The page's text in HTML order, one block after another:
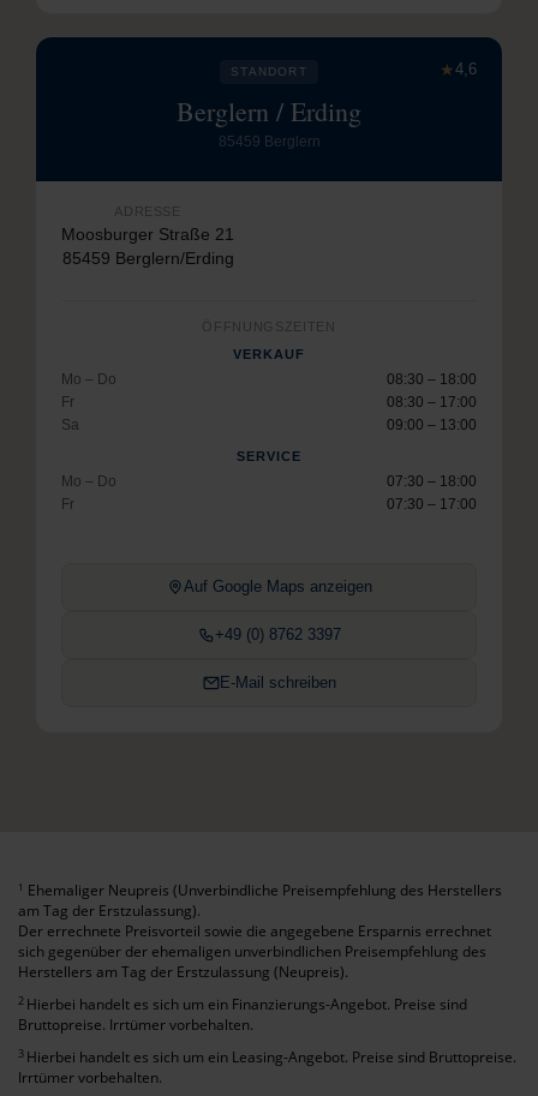
★4,6
STANDORT
Berglern / Erding
85459 Berglern
ADRESSE
Moosburger Straße 21
85459 Berglern/Erding
ÖFFNUNGSZEITEN
VERKAUF
Mo – Do
08:30 – 18:00
Fr
08:30 – 17:00
Sa
09:00 – 13:00
SERVICE
Mo – Do
07:30 – 18:00
Fr
07:30 – 17:00
Auf Google Maps anzeigen
+49 (0) 8762 3397
E-Mail schreiben
1 Ehemaliger Neupreis (Unverbindliche Preisempfehlung des Herstellers
am Tag der Erstzulassung).
Der errechnete Preisvorteil sowie die angegebene Ersparnis errechnet
sich gegenüber der ehemaligen unverbindlichen Preisempfehlung des
Herstellers am Tag der Erstzulassung (Neupreis).
2 Hierbei handelt es sich um ein Finanzierungs-Angebot. Preise sind
Bruttopreise. Irrtümer vorbehalten.
3 Hierbei handelt es sich um ein Leasing-Angebot. Preise sind Bruttopreise.
Irrtümer vorbehalten.